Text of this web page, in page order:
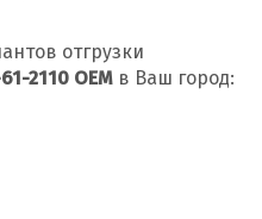
отгрузки
2110 OEM в Ваш город: